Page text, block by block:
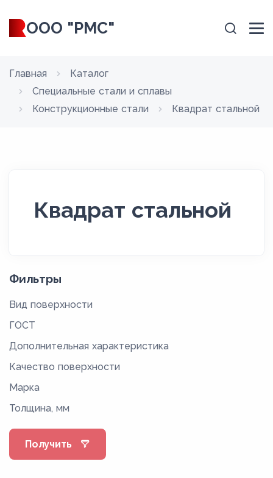
ООО "РМС"
Главная
Каталог
Специальные стали и сплавы
Конструкционные стали
Квадрат стальной
Квадрат стальной
Фильтры
Вид поверхности
ГОСТ
Дополнительная характеристика
Качество поверхности
Марка
Толщина, мм
Получить